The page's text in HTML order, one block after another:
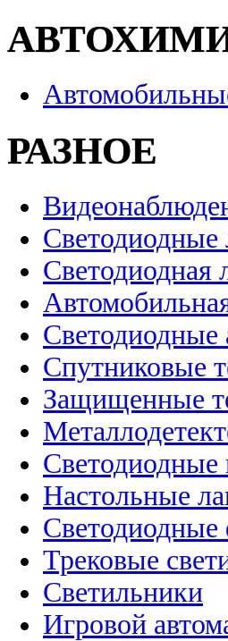
РАЗНОЕ
Светодиодная
Светодиодные
Спутниковые
Защищенные
Светодиодные
Настольные
Трековые
Светильники
Игровой